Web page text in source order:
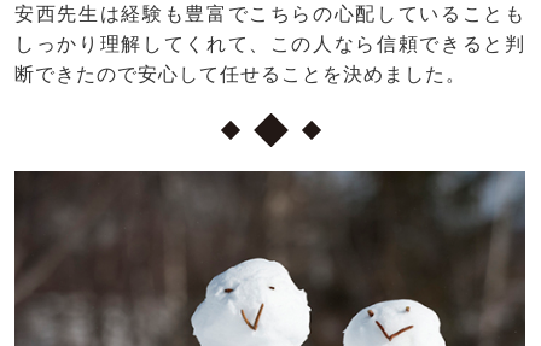
安西先生は経験も豊富でこちらの心配していることも
しっかり理解してくれて、この人なら信頼できると判
断できたので安心して任せることを決めました。